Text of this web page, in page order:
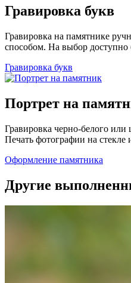
Гравировка букв
Гравировка на памятнике
способом. На выбор доступно
Гравировка букв
Портрет на
Гравировка черно-белого или
Печать фотографии на стекле
Оформление памятника
Другие